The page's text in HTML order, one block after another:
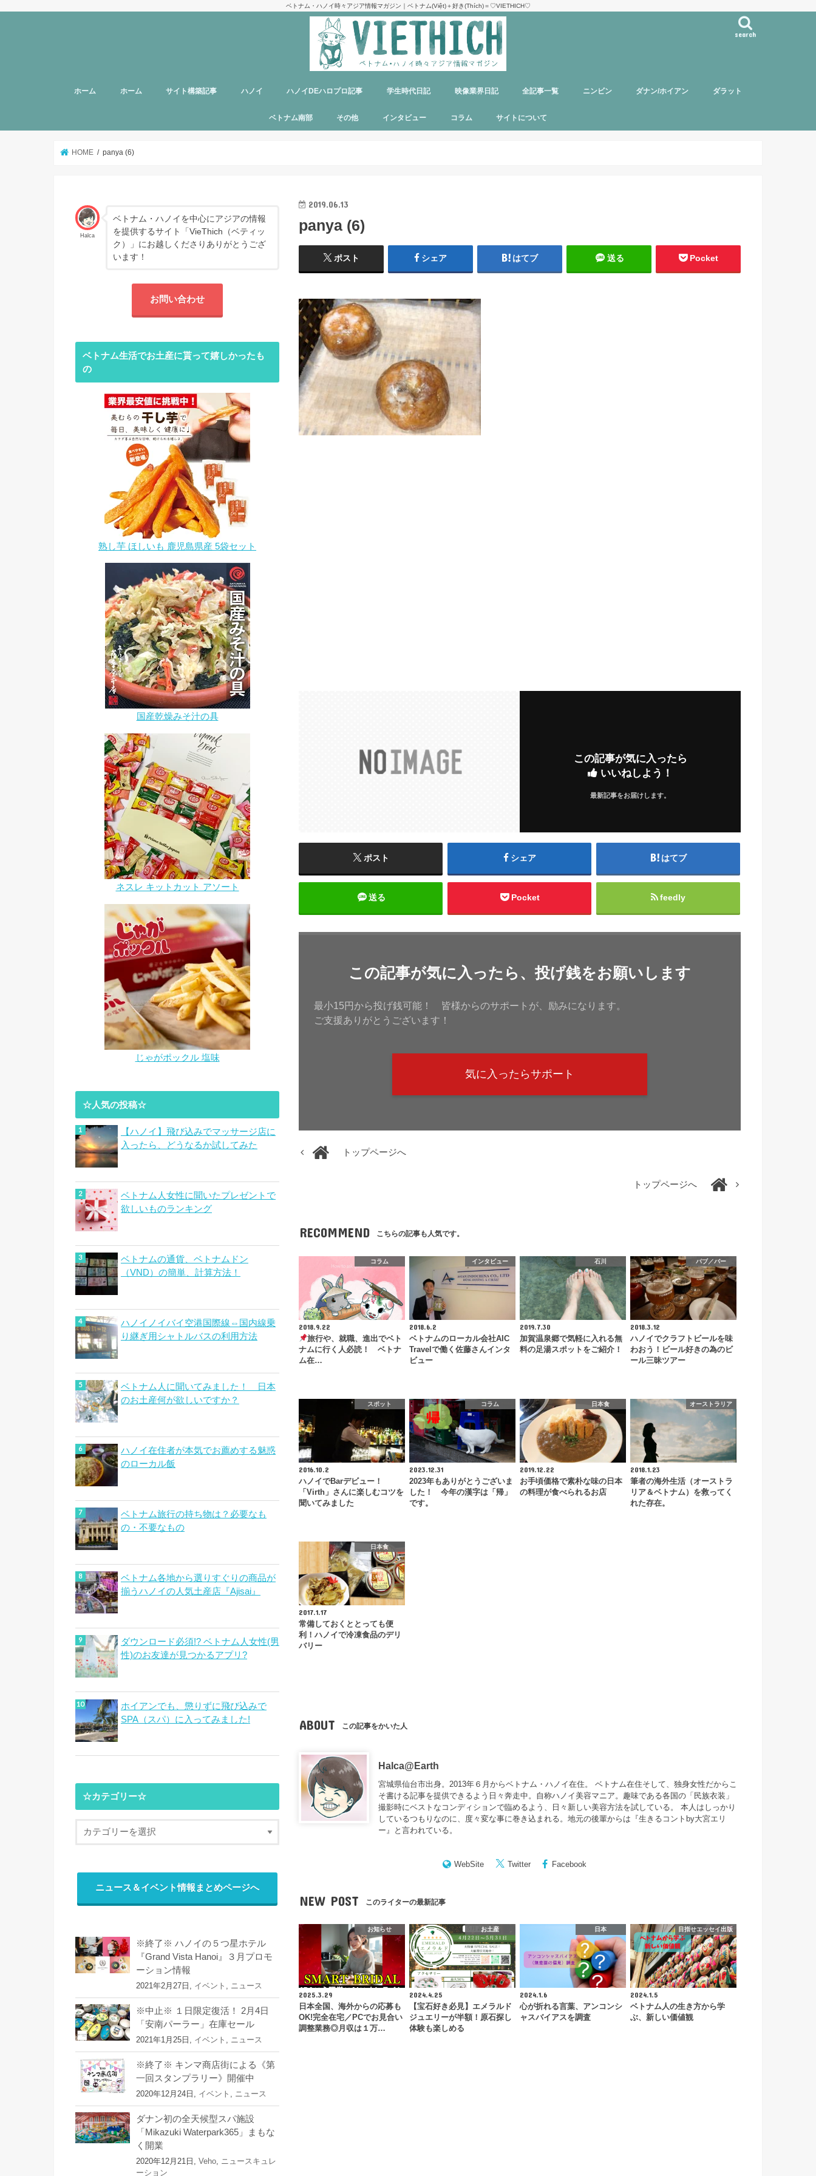
ベトナム・ハノイ時々アジア情報マガジン｜ベトナム(Việt)＋好き(Thích)＝♡VIETHICH♡
search
ホーム ホーム サイト構築記事 ハノイ
旅行者向け ベトナム料理
多国籍料理
ハンバーガー
カフェ
中華料理
日本食
ラーメン
デリバリーサービス
パブ／バー
マッサージ
ヘルスケア
ハノイ近郊観光
アンケート
ハノイDEハロプロ記事 学生時代日記 映像業界日記 全記事一覧 ニンビン ダナン/ホイアン ダラット
ベトナム南部 その他 インタビュー コラム サイトについて
HOME panya (6)
2019.06.13
panya (6)
ポスト シェア はてブ 送る Pocket
この記事が気に入ったら
いいねしよう！
最新記事をお届けします。
ポスト シェア はてブ
送る Pocket feedly
この記事が気に入ったら、投げ銭をお願いします
最小15円から投げ銭可能！ 皆様からのサポートが、励みになります。
ご支援ありがとうございます！
気に入ったらサポート
トップページへ
トップページへ
RECOMMEND こちらの記事も人気です。
コラム
2018.9.22
旅行や、就職、進出でベト
ナムに行く人必読！ ベトナ
ム在…
インタビュー
2018.6.2
ベトナムのローカル会社AIC
Travelで働く佐藤さんインタ
ビュー
石川
2019.7.30
加賀温泉郷で気軽に入れる無
料の足湯スポットをご紹介！
パブ／バー
2018.3.12
ハノイでクラフトビールを味
わおう！ビール好きの為のビ
ール三昧ツアー
スポット
2016.10.2
ハノイでBarデビュー！
「Virth」さんに楽しむコツを
聞いてみました
コラム
2023.12.31
2023年もありがとうございま
した！ 今年の漢字は「帰」
です。
日本食
2019.12.22
お手頃価格で素朴な味の日本
の料理が食べられるお店
オーストラリア
2018.1.23
筆者の海外生活（オーストラ
リア＆ベトナム）を救ってく
れた存在。
日本食
2017.1.17
常備しておくととっても便
利！ハノイで冷凍食品のデリ
バリー
ABOUT この記事をかいた人
Halca@Earth
宮城県仙台市出身。2013年６月からベトナム・ハノイ在住。 ベトナム在住そして、独身女性だからこ
そ書ける記事を提供できるよう日々奔走中。自称ハノイ美容マニア。趣味である各国の「民族衣装」
撮影時にベストなコンディションで臨めるよう、日々新しい美容方法を試している。 本人はしっかり
しているつもりなのに、度々変な事に巻き込まれる。地元の後輩からは『生きるコントby大宮エリ
ー 』と言われている。
WebSite Twitter Facebook
NEW POST このライターの最新記事
お知らせ
2025.3.29
日本全国、海外からの応募も
OK!完全在宅／PCでお見合い
調整業務◎月収は１万…
お土産
2024.4.25
【宝石好き必見】エメラルド
ジュエリーが半額！原石探し
体験も楽しめる
日本
2024.1.6
心が折れる言葉、アンコンシ
ャスバイアスを調査
目指せエッセイ出版
2024.1.5
ベトナム人の生き方から学
ぶ、新しい価値観
Halca
ベトナム・ハノイを中心にアジアの情報
を提供するサイト「VieThich（ベティッ
ク）」にお越しくださりありがとうござ
います！
お問い合わせ
ベトナム生活でお土産に貰って嬉しかったも
の
熟し芋 ほしいも 鹿児島県産 5袋セット
国産乾燥みそ汁の具
ネスレ キットカット アソート
じゃがポックル 塩味
☆人気の投稿☆
【ハノイ】飛び込みでマッサージ店に
入ったら、どうなるか試してみた
ベトナム人女性に聞いたプレゼントで
欲しいものランキング
ベトナムの通貨、ベトナムドン
（VND）の簡単、計算方法！
ハノイノイバイ空港国際線⇔国内線乗
り継ぎ用シャトルバスの利用方法
ベトナム人に聞いてみました！ 日本
のお土産何が欲しいですか？
ハノイ在住者が本気でお薦めする魅惑
のローカル飯
ベトナム旅行の持ち物は？必要なも
の・不要なもの
ベトナム各地から選りすぐりの商品が
揃うハノイの人気土産店『Ajisai』
ダウンロード必須!? ベトナム人女性(男
性)のお友達が見つかるアプリ?
ホイアンでも、懲りずに飛び込みで
SPA（スパ）に入ってみました!
☆カテゴリー☆
ニュース＆イベント情報まとめページへ
※終了※ ハノイの５つ星ホテル
『Grand Vista Hanoi』３月プロモ
ーション情報
2021年2月27日, イベント ニュース
※中止※ １日限定復活！ 2月4日
「安南パーラー」在庫セール
2021年1月25日, イベント ニュース
※終了※ キンマ商店街による《第
一回スタンプラリー》開催中
2020年12月24日, イベント ニュース
ダナン初の全天候型スパ施設
「Mikazuki Waterpark365」まもな
く開業
2020年12月21日, Veho
ニュースキュレ
ーション